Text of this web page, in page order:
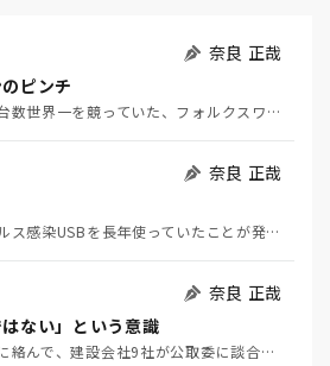
奈良 正哉
ピンチ
一時期トヨタと販売台数世界一を競っていた、フォルクスワーゲンの経営がピンチだ（7月11日日経）。そ…
奈良 正哉
自衛隊が中国製ウイルス感染USBを長年使っていたことが発覚して問題になっている（7月2日日経）。筆…
奈良 正哉
はない」という意識
北海道新幹線の延伸に絡んで、建設会社9社が公取委に談合を疑われている（5月20日日経）。 談合と…